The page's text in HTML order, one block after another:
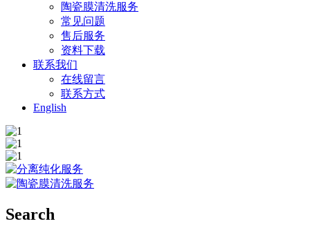
陶瓷膜清洗服务
常见问题
售后服务
资料下载
联系我们
在线留言
联系方式
English
Search